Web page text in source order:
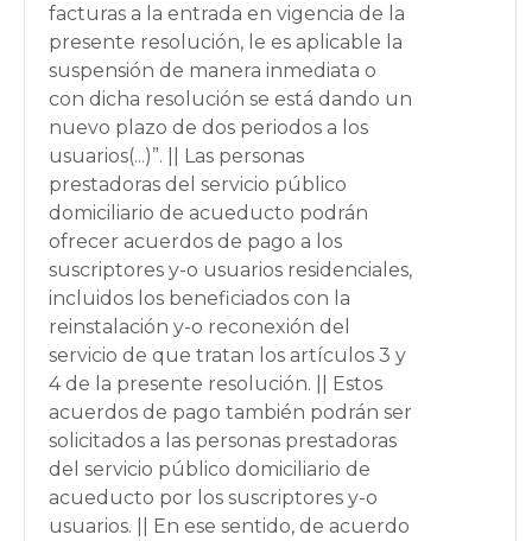
facturas a la entrada en vigencia de la
presente resolución, le es aplicable la
suspensión de manera inmediata o
con dicha resolución se está dando un
nuevo plazo de dos periodos a los
usuarios(...)”. || Las personas
prestadoras del servicio público
domiciliario de acueducto podrán
ofrecer acuerdos de pago a los
suscriptores y-o usuarios residenciales,
incluidos los beneficiados con la
reinstalación y-o reconexión del
servicio de que tratan los artículos 3 y
4 de la presente resolución. || Estos
acuerdos de pago también podrán ser
solicitados a las personas prestadoras
del servicio público domiciliario de
acueducto por los suscriptores y-o
usuarios. || En ese sentido, de acuerdo